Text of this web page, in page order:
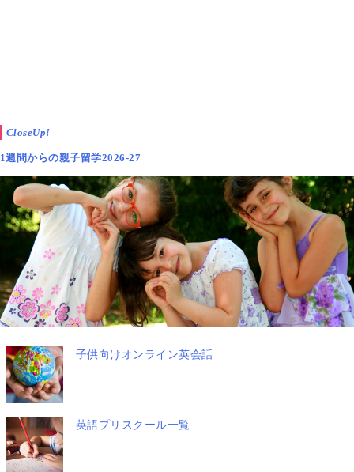
CloseUp!
1週間からの親子留学2026-27
子供向けオンライン英会話
英語プリスクール一覧